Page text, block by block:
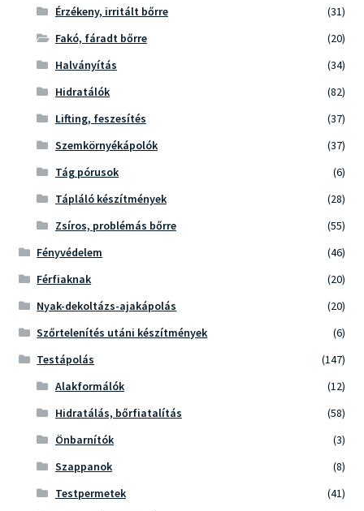
Érzékeny, irritált bőrre
(31)
Fakó, fáradt bőrre
(20)
Halványítás
(34)
Hidratálók
(82)
Lifting, feszesítés
(37)
Szemkörnyékápolók
(37)
Tág pórusok
(6)
Tápláló készítmények
(28)
Zsíros, problémás bőrre
(55)
Fényvédelem
(46)
Férfiaknak
(20)
Nyak-dekoltázs-ajakápolás
(20)
Szőrtelenítés utáni készítmények
(6)
Testápolás
(147)
Alakformálók
(12)
Hidratálás, bőrfiatalítás
(58)
Önbarnítók
(3)
Szappanok
(8)
Testpermetek
(41)